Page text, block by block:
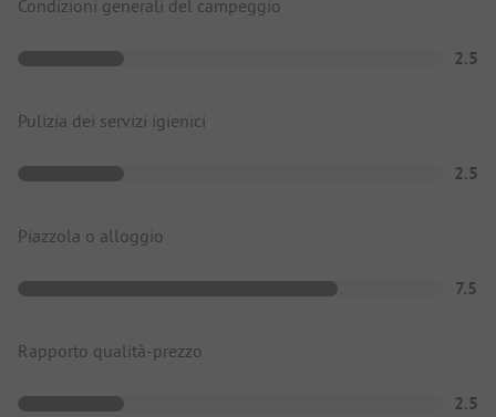
Condizioni generali del campeggio
2.5
Pulizia dei servizi igienici
2.5
Piazzola o alloggio
7.5
Rapporto qualità-prezzo
2.5